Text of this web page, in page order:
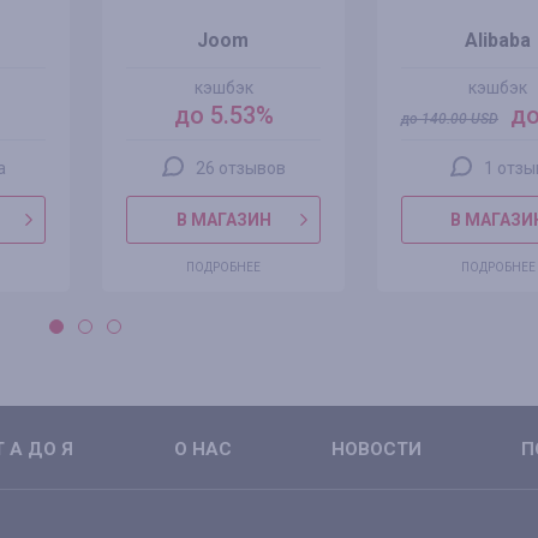
Joom
кэшбэк
до 5.53%
26 отзывов
В МАГАЗИН
ПОДРОБНЕЕ
Alibaba
кэшбэк
до140.00USD
1
В
ПОДРОБНЕЕ
А ДО Я О НАС НОВОСТИ